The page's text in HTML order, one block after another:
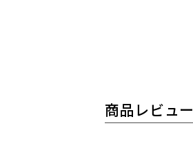
商品レビュー